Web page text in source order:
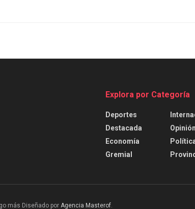
Explora por Categoría
Deportes
Destacada
Economía
Gremial
Opinión
más Diseñado por Agencia Masterof